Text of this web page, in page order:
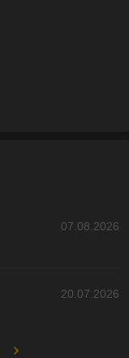
07.08.2026
20.07.2026